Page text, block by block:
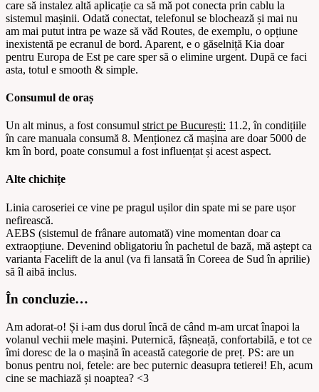
care să instalez altă aplicație ca să mă pot conecta prin cablu la
sistemul mașinii. Odată conectat, telefonul se blochează și mai nu
am mai putut intra pe waze să văd Routes, de exemplu, o opțiune
inexistentă pe ecranul de bord. Aparent, e o găselniță Kia doar
pentru Europa de Est pe care sper să o elimine urgent. După ce faci
asta, totul e smooth & simple.
Consumul de oraș
Un alt minus, a fost consumul strict pe București: 11.2, în condițiile
în care manuala consumă 8. Menționez că mașina are doar 5000 de
km în bord, poate consumul a fost influențat și acest aspect.
Alte chichițe
Linia caroseriei ce vine pe pragul ușilor din spate mi se pare ușor
nefirească.
AEBS (sistemul de frânare automată) vine momentan doar ca
extraopțiune. Devenind obligatoriu în pachetul de bază, mă aștept ca
varianta Facelift de la anul (va fi lansată în Coreea de Sud în aprilie)
să îl aibă inclus.
În concluzie…
Am adorat-o! Și i-am dus dorul încă de când m-am urcat înapoi la
volanul vechii mele mașini. Puternică, fâșneață, confortabilă, e tot ce
îmi doresc de la o mașină în această categorie de preț. PS: are un
bonus pentru noi, fetele: are bec puternic deasupra tetierei! Eh, acum
cine se machiază și noaptea? <3